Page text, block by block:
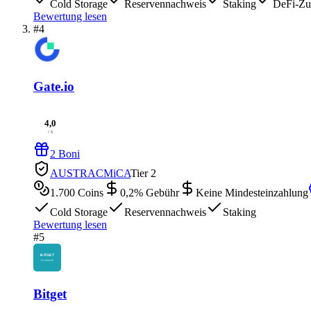
Cold Storage Reservennachweis Staking
DeFi-
Bewertung lesen
#4
Gate.io
4,0
/ 5
2 Boni
AUSTRACMiCATier 2
1.700 Coins 0,2% Gebühr
Keine Mindesteinzahlung
Cold Storage
Reservennachweis
Staking
Bewertung lesen
#5
Bitget